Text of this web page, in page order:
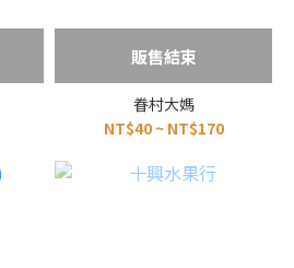
販售結束
眷村大媽
NT$40 ~ NT$170